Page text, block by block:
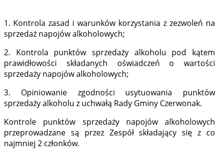
1. Kontrola zasad i warunków korzystania z zezwoleń na
sprzedaż napojów alkoholowych;
2. Kontrola punktów sprzedaży alkoholu pod kątem
prawidłowości składanych oświadczeń o wartości
sprzedaży napojów alkoholowych;
3. Opiniowanie zgodności usytuowania punktów
sprzedaży alkoholu z uchwałą Rady Gminy Czerwonak.
Kontrole punktów sprzedaży napojów alkoholowych
przeprowadzane są przez Zespół składający się z co
najmniej 2 członków.